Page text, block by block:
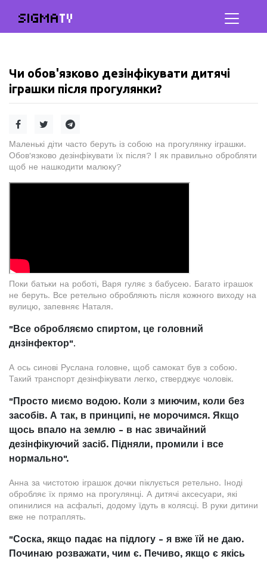
SIGMATV
Чи обов'язково дезінфікувати дитячі
іграшки після прогулянки?
Маленькі діти часто беруть із собою на прогулянку іграшки.
Обов'язково дезінфікувати їх після? І як правильно обробляти
щоб не нашкодити малюку?
Поки батьки на роботі, Варя гуляє з бабусею. Багато іграшок
не беруть. Все ретельно обробляють після кожного виходу на
вулицю, запевняє Наталя.
"Все обробляємо спиртом, це головний
днзінфектор".
А ось синові Руслана головне, щоб самокат був з собою.
Такий транспорт дезінфікувати легко, стверджує чоловік.
"Просто миємо водою. Коли з миючим, коли без
засобів. А так, в принципі, не морочимся. Якщо
щось впало на землю - в нас звичайний
дезінфікуючий засіб. Підняли, промили і все
нормально".
Анна за чистотою іграшок дочки піклується ретельно. Іноді
обробляє їх прямо на прогулянці. А дитячі аксесуари, які
опинилися на асфальті, додому їдуть в колясці. В руки дитини
вже не потраплять.
"Соска, якщо падає на підлогу - я вже їй не даю.
Починаю розважати, чим є. Печиво, якщо є якісь